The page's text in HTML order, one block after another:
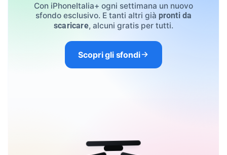
Con iPhoneItalia+ ogni settimana un nuovo
sfondo esclusivo. E tanti altri già pronti da
scaricare, alcuni gratis per tutti.
Scopri gli sfondi